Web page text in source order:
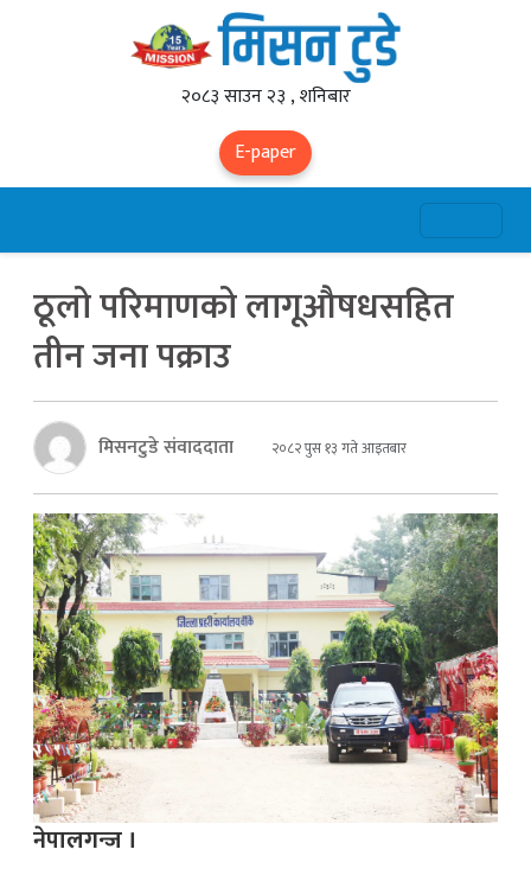
२०८३ साउन २३ , शनिबार
E-paper
ठूलो परिमाणको लागूऔषधसहित
तीन जना पक्राउ
मिसनटुडे संवाददाता २०८२ पुस १३ गते आइतबार
नेपालगन्ज ।